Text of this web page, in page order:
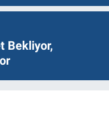
Bekliyor,